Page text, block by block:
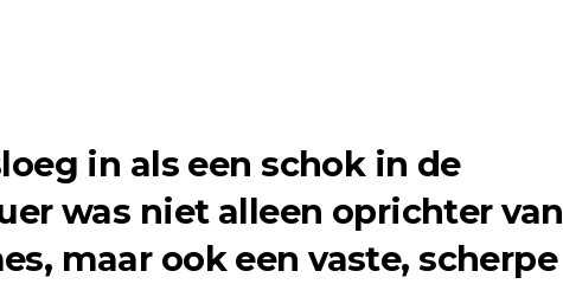
in als een schok in de
was niet alleen oprichter van
, maar ook een vaste, scherpe